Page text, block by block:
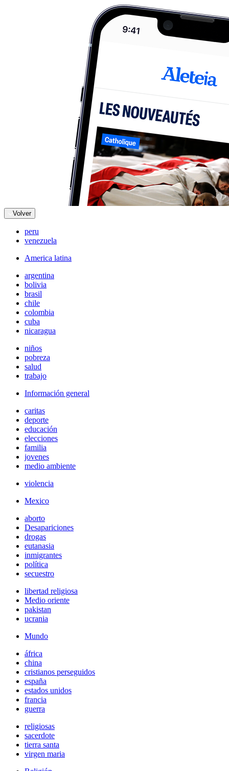
Volver
peru
venezuela
America latina
argentina
bolivia
brasil
chile
colombia
cuba
nicaragua
niños
pobreza
salud
trabajo
Información general
caritas
deporte
educación
elecciones
familia
jovenes
medio ambiente
violencia
Mexico
aborto
Desapariciones
drogas
eutanasia
inmigrantes
política
secuestro
libertad religiosa
Medio oriente
pakistan
ucrania
Mundo
áfrica
china
cristianos perseguidos
españa
estados unidos
francia
guerra
religiosas
sacerdote
tierra santa
virgen maria